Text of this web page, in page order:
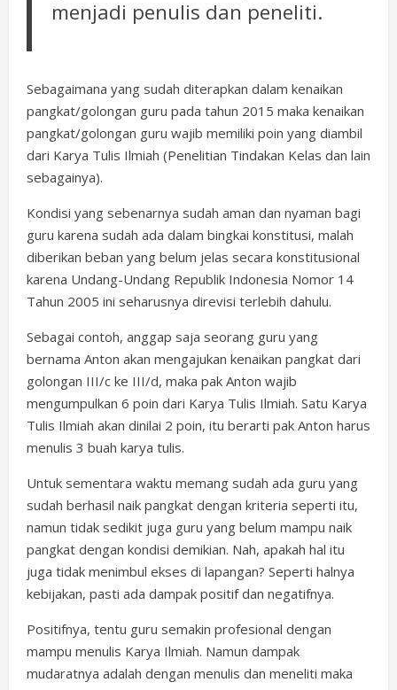
menjadi penulis dan peneliti.
Sebagaimana yang sudah diterapkan dalam kenaikan
pangkat/golongan guru pada tahun 2015 maka kenaikan
pangkat/golongan guru wajib memiliki poin yang diambil
dari Karya Tulis Ilmiah (Penelitian Tindakan Kelas dan lain
sebagainya).
Kondisi yang sebenarnya sudah aman dan nyaman bagi
guru karena sudah ada dalam bingkai konstitusi, malah
diberikan beban yang belum jelas secara konstitusional
karena Undang-Undang Republik Indonesia Nomor 14
Tahun 2005 ini seharusnya direvisi terlebih dahulu.
Sebagai contoh, anggap saja seorang guru yang
bernama Anton akan mengajukan kenaikan pangkat dari
golongan III/c ke III/d, maka pak Anton wajib
mengumpulkan 6 poin dari Karya Tulis Ilmiah. Satu Karya
Tulis Ilmiah akan dinilai 2 poin, itu berarti pak Anton harus
menulis 3 buah karya tulis.
Untuk sementara waktu memang sudah ada guru yang
sudah berhasil naik pangkat dengan kriteria seperti itu,
namun tidak sedikit juga guru yang belum mampu naik
pangkat dengan kondisi demikian. Nah, apakah hal itu
juga tidak menimbul ekses di lapangan? Seperti halnya
kebijakan, pasti ada dampak positif dan negatifnya.
Positifnya, tentu guru semakin profesional dengan
mampu menulis Karya Ilmiah. Namun dampak
mudaratnya adalah dengan menulis dan meneliti maka